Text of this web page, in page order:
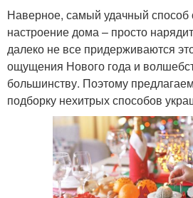
Наверное, самый удачный способ
настроение дома – просто
далеко не все придерживаются
ощущения Нового года и
большинству. Поэтому
подборку нехитрых способов